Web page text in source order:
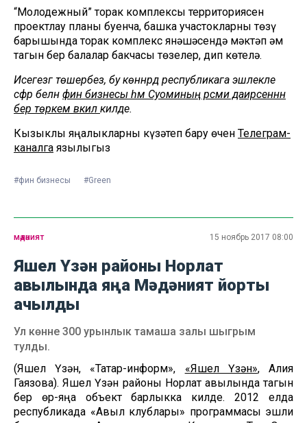
“Молодежный” торак комплексы территориясен
проектлау планы буенча, башка участокларны төзү
барышында торак комплекс янәшәсендә мәктәп һәм
тагын бер балалар бакчасы төзелер, дип көтелә.
Исегезгә төшерәбез, бу көннәрдә республикага эшлекле
сәфәр белән фин бизнесы һәм Суоминың рәсми даирәсеннән
бер төркем вәкил килде.
Кызыклы яңалыкларны күзәтеп бару өчен Телеграм-
каналга язылыгыз
#фин бизнесы #Green
мәдәният 15 ноябрь 2017 08:00
Яшел Үзән районы Норлат
авылында яңа Мәдәният йорты
ачылды
Ул көнне 300 урынлык тамаша залы шыгрым
тулды.
(Яшел Үзән, «Татар-информ», «Яшел Үзән», Алия
Гаязова). Яшел Үзән районы Норлат авылында тагын
бер өр-яңа объект барлыкка килде. 2012 елда
республикада «Авыл клублары» программасы эшли